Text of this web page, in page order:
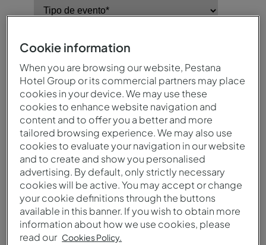
Número de participantes*
Destino / Hotel*
Precisa de salas de reunião?
Sim
Não
Cookie information
When you are browsing our website, Pestana
Hotel Group or its commercial partners may place
cookies in your device. We may use these
cookies to enhance website navigation and
content and to offer you a better and more
tailored browsing experience. We may also use
cookies to evaluate your navigation in our website
and to create and show you personalised
advertising. By default, only strictly necessary
cookies will be active. You may accept or change
your cookie definitions through the buttons
available in this banner. If you wish to obtain more
information about how we use cookies, please
read our Cookies Policy.